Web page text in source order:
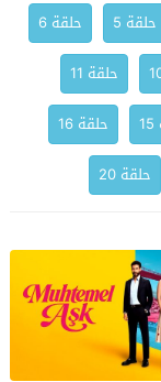
حلقة 5
حلقة 6
حلقة 11
حلقة 16
حلقة 20